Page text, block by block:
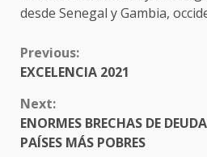
desde Senegal y Gambia,
CONTINUE
READING
Previous:
EXCELENCIA 2021
Next:
ENORMES BRECHAS DE
PAÍSES MÁS POBRES